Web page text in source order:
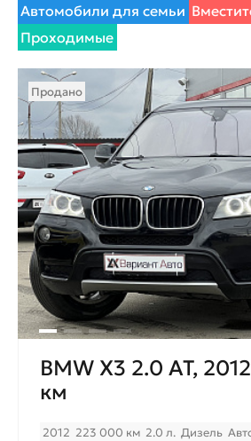
Автомобили для семьи
Проходимые
Продано
BMW X3 2.0 AT,
км
2012 223 000 км 2.0 л. Дизель